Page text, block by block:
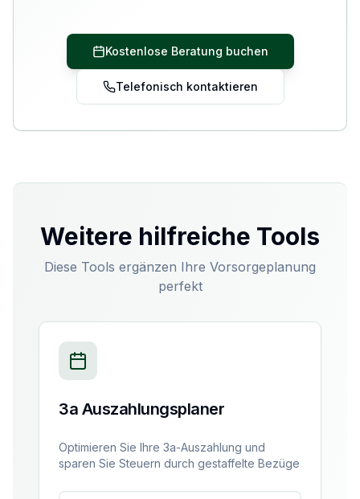
Kostenlose Beratung buchen
Telefonisch kontaktieren
Weitere hilfreiche Tools
Diese Tools ergänzen Ihre Vorsorgeplanung
perfekt
3a Auszahlungsplaner
Optimieren Sie Ihre 3a-Auszahlung und
sparen Sie Steuern durch gestaffelte Bezüge